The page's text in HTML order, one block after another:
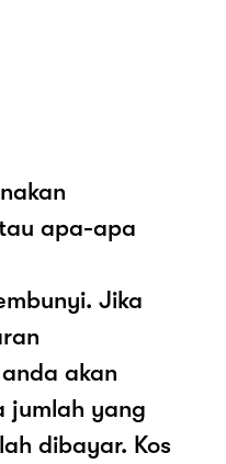
apa-apa
Jika
akan
jumlah yang
dibayar. Kos